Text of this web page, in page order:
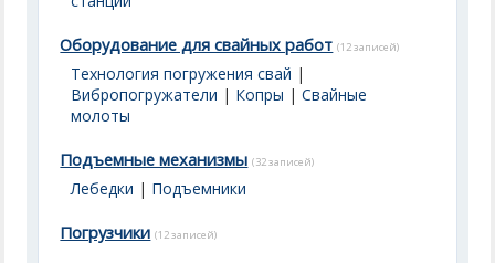
Оборудование для свайных работ (12 записей)
Технология погружения свай |
Вибропогружатели | Копры |Свайные
молоты
Подъемные механизмы (32 записей)
Лебедки | Подъемники
Погрузчики (12 записей)